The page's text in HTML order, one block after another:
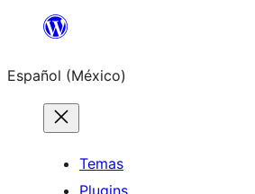
Saltar
contenido
Español (México)
Temas
Plugins